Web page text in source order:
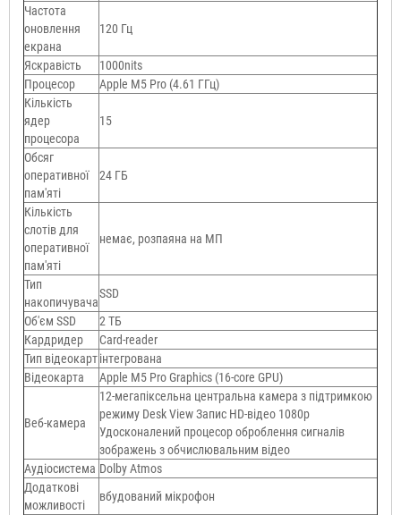
Частота
оновлення
екрана
120 Гц
Яскравість
1000nits
Процесор
Apple M5 Pro (4.61 ГГц)
Кількість
ядер
процесора
15
Обсяг
оперативної
пам'яті
24 ГБ
Кількість
слотів для
оперативної
пам'яті
немає, розпаяна на МП
Тип
накопичувача
SSD
Об'єм SSD
2 ТБ
Кардридер
Card-reader
Тип відеокартінтегрована
Відеокарта
Apple M5 Pro Graphics (16-core GPU)
Веб-камера
12-мегапіксельна центральна камера з підтримкою
режиму Desk View Запис HD-відео 1080p
Удосконалений процесор оброблення сигналів
зображень з обчислювальним відео
Аудіосистема Dolby Atmos
Додаткові
можливості
вбудований мікрофон